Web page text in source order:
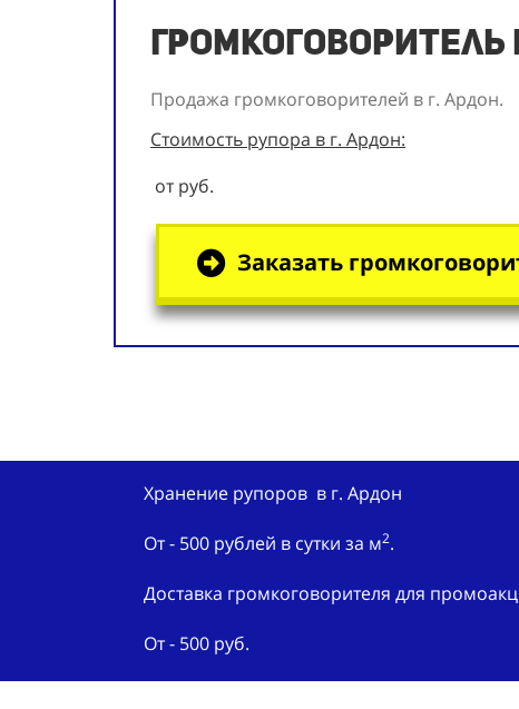
Громкоговоритель
Продажа громкоговорителей в г. Ардон.
Стоимость рупора в г. Ардон:
от руб.
Заказать
Хранение рупоров в г. Ардон
От - 500 рублей в сутки за м2.
Доставка громкоговорителя для
От - 500 руб.